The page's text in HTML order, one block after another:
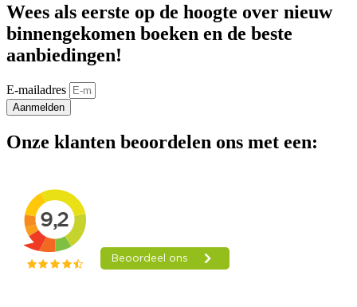
Wees als eerste op de hoogte over nieuw
binnengekomen boeken en de beste
aanbiedingen!
E-mailadres
Aanmelden
Onze klanten beoordelen ons met een: